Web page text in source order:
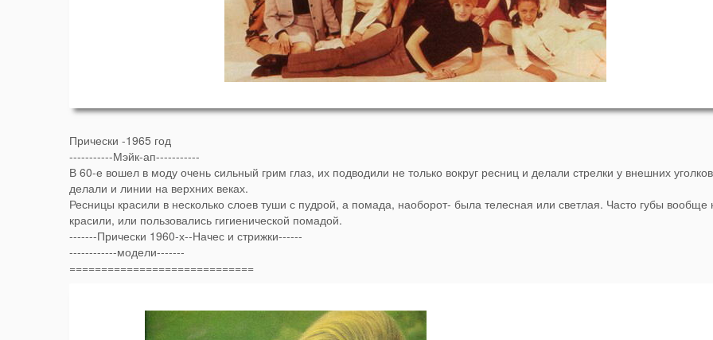
Прически -1965 год
-----------Мэйк-ап-----------
В 60-е вошел в моду очень сильный грим глаз, их подводили не только вокруг ресниц и делали стрелки у внешних
делали и линии на верхних веках.
Ресницы красили в несколько слоев туши с пудрой, а помада, наоборот- была телесная или светлая. Часто губы вообще
красили, или пользовались гигиенической помадой.
-------Прически 1960-х--Начес и стрижки------
------------модели-------
=============================